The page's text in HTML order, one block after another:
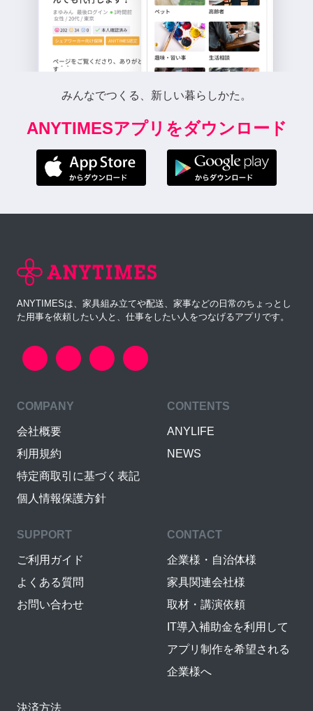
みんなでつくる、新しい暮らしかた。
ANYTIMESアプリをダウンロード
ANYTIMESは、家具組み立てや配送、家事などの日常のちょっとし
た用事を依頼したい人と、仕事をしたい人をつなげるアプリです。
COMPANY
会社概要
利用規約
特定商取引に基づく表記
個人情報保護方針
CONTENTS
ANYLIFE
NEWS
SUPPORT
ご利用ガイド
よくある質問
お問い合わせ
CONTACT
企業様・自治体様
家具関連会社様
取材・講演依頼
IT導入補助金を利用して
アプリ制作を希望される
企業様へ
決済方法